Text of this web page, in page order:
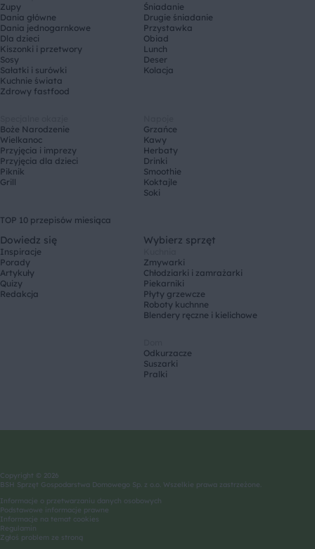
Zupy
Dania główne
Dania jednogarnkowe
Dla dzieci
Kiszonki i przetwory
Sosy
Sałatki i surówki
Kuchnie świata
Zdrowy fastfood
Śniadanie
Drugie śniadanie
Przystawka
Obiad
Lunch
Deser
Kolacja
Boże Narodzenie
Wielkanoc
Przyjęcia i imprezy
Przyjęcia dla dzieci
Piknik
Grill
Grzańce
Kawy
Herbaty
Drinki
Smoothie
Koktajle
Soki
TOP 10 przepisów miesiąca
Dowiedz się
Inspiracje
Porady
Artykuły
Quizy
Redakcja
Wybierz sprzęt
Zmywarki
Chłodziarki i zamrażarki
Piekarniki
Płyty grzewcze
Roboty kuchnne
Blendery ręczne i kielichowe
Odkurzacze
Suszarki
Pralki
Copyright © 2026
BSH Sprzęt Gospodarstwa Domowego Sp. z o.o. Wszelkie prawa zastrzeżone.
Informacje o przetwarzaniu danych osobowych
Podstawowe informacje prawne
Informacje na temat cookies
Regulamin
Zgłoś problem ze stroną